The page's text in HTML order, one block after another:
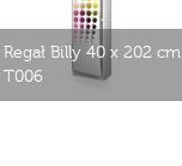
Regał Billy 40 x 202 cm
T006